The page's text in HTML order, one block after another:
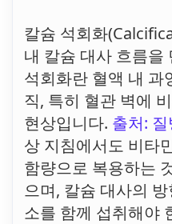
칼슘 석회화
내 칼슘 대사 흐름을
석회화란 혈액 내 과
직, 특히 혈관 벽에
현상입니다. 출처:
상 지침에서도 비타
함량으로 복용하는
으며, 칼슘 대사의
소를 함께 섭취해야